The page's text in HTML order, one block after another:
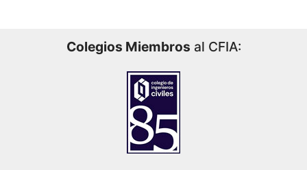
Colegios Miembros al CFIA: